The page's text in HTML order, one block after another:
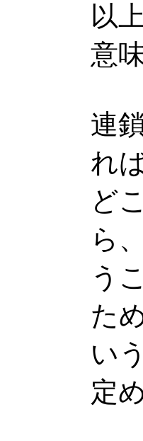
以
意
連
れ
ど
ら
う
た
い
定